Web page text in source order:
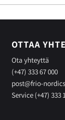
OTTAA
Ota yhteyttä
(+47) 333 67 000
post@frio-
Service (+47) 333